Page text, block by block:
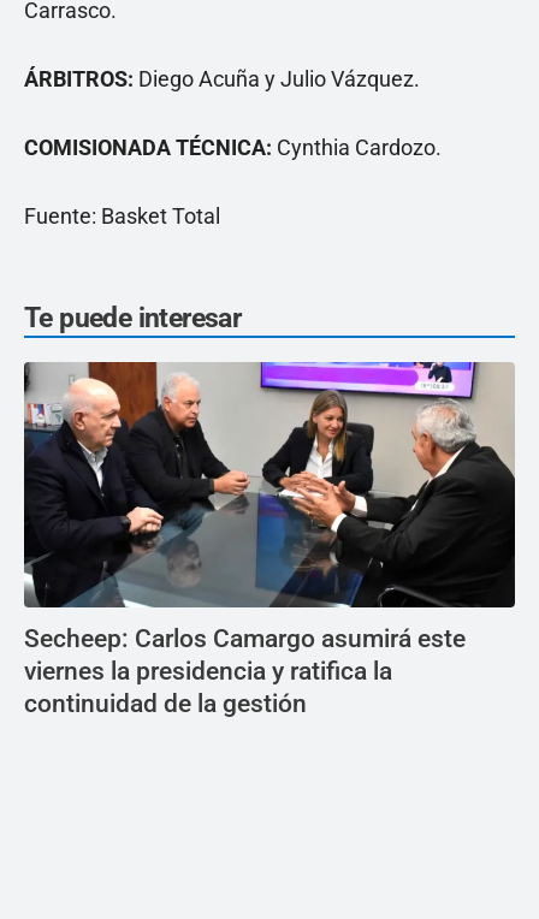
Carrasco.
ÁRBITROS: Diego Acuña y Julio Vázquez.
COMISIONADA TÉCNICA: Cynthia Cardozo.
Fuente: Basket Total
Te puede interesar
Secheep: Carlos Camargo asumirá este
viernes la presidencia y ratifica la
continuidad de la gestión